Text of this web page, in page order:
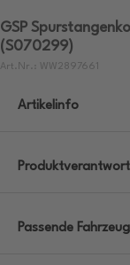
GSP
(S070299)
Art.Nr.: WW2897661
Artikelinfo
Passende